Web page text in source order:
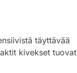
täyttävää
kivekset tuovat